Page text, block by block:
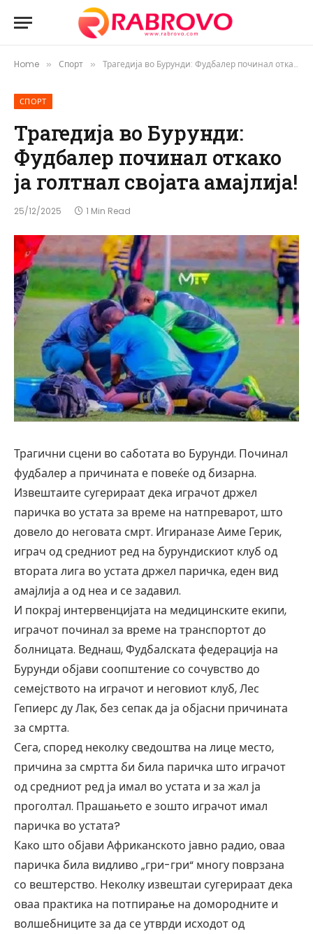
Home » Спорт » Трагедија во Бурунди: Фудбалер починал откако ја голтнал својата амајлија!
СПОРТ
Трагедија во Бурунди:
Фудбалер починал откако
ја голтнал својата амајлија!
25/12/2025 1 Min Read
Трагични сцени во саботата во Бурунди. Починал
фудбалер а причината е повеќе од бизарна.
Извештаите сугерираат дека играчот држел
паричка во устата за време на натпреварот, што
довело до неговата смрт. Игираназе Аиме Герик,
играч од средниот ред на бурундискиот клуб од
втората лига во устата држел паричка, еден вид
амајлија а од неа и се задавил.
И покрај интервенцијата на медицинските екипи,
играчот починал за време на транспортот до
болницата. Веднаш, Фудбалската федерација на
Бурунди објави соопштение со сочувство до
семејството на играчот и неговиот клуб, Лес
Гепиерс ду Лак, без сепак да ја објасни причината
за смртта.
Сега, според неколку сведоштва на лице место,
причина за смртта би била паричка што играчот
од средниот ред ја имал во устата и за жал ја
проголтал. Прашањето е зошто играчот имал
паричка во устата?
Како што објави Африканското јавно радио, оваа
паричка била видливо „гри-гри“ многу поврзана
со вештерство. Неколку извештаи сугерираат дека
оваа практика на потпирање на домородните и
волшебниците за да се утврди исходот од